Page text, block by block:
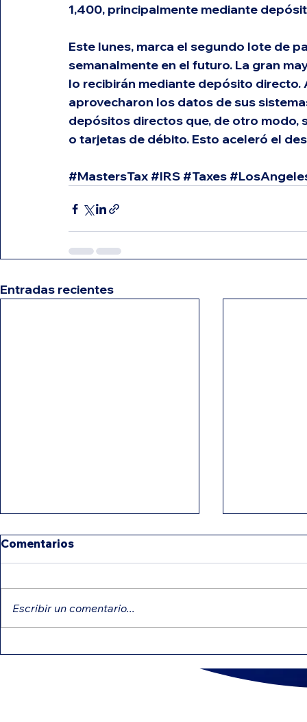
1,400, principalmente mediante
Este lunes, marca el segundo lote de
semanalmente en el futuro. La gran
lo recibirán mediante depósito directo.
aprovecharon los datos de sus
depósitos directos que, de otro modo,
o tarjetas de débito. Esto aceleró el
#MastersTax#IRS#Taxes
Entradas recientes
NEC y
Comentarios
Escribir un comentario...